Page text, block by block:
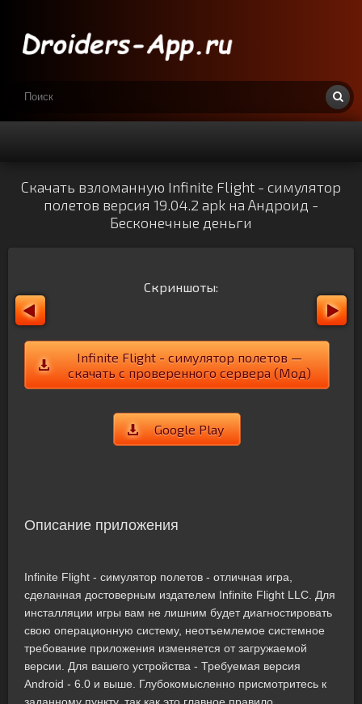
Скачать взломанную Infinite Flight - симулятор
полетов версия 19.04.2 apk на Андроид -
Бесконечные деньги
Скриншоты:
Infinite Flight - симулятор полетов —
скачать с проверенного сервера (Мод)
Google Play
Описание приложения
Infinite Flight - симулятор полетов - отличная игра,
сделанная достоверным издателем Infinite Flight LLC. Для
инсталляции игры вам не лишним будет диагностировать
свою операционную систему, неотъемлемое системное
требование приложения изменяется от загружаемой
версии. Для вашего устройства - Требуемая версия
Android - 6.0 и выше. Глубокомысленно присмотритесь к